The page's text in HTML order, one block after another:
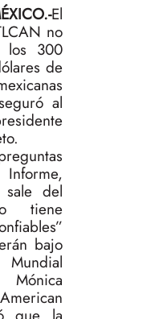
El
no
los 300
de
al
del
tiene
bajo
Mundial